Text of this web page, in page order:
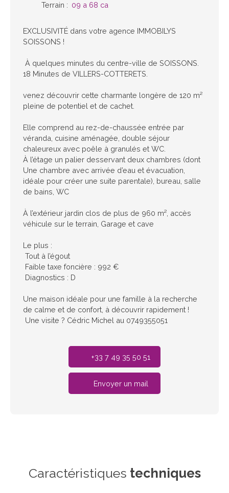
Terrain : 09 a 68 ca
EXCLUSIVITÉ dans votre agence IMMOBILYS
SOISSONS !
À quelques minutes du centre-ville de SOISSONS.
18 Minutes de VILLERS-COTTERETS.
venez découvrir cette charmante longère de 120 m²
pleine de potentiel et de cachet.
Elle comprend au rez-de-chaussée entrée par
véranda, cuisine aménagée, double séjour
chaleureux avec poêle à granulés et WC.
À l’étage un palier desservant deux chambres (dont
Une chambre avec arrivée d’eau et évacuation,
idéale pour créer une suite parentale), bureau, salle
de bains, WC
À l’extérieur jardin clos de plus de 960 m², accès
véhicule sur le terrain, Garage et cave
Le plus :
Tout à l’égout
Faible taxe foncière : 992 €
Diagnostics : D
Une maison idéale pour une famille à la recherche
de calme et de confort, à découvrir rapidement !
Une visite ? Cédric Michel au 0749355051
+33 7 49 35 50 51
Envoyer un mail
Caractéristiques techniques